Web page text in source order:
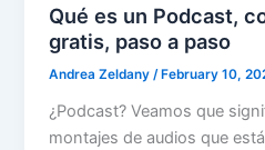
Qué es un Podcast,
gratis, paso a paso
Andrea Zeldany/ February 10,
¿Podcast? Veamos que
montajes de audios que